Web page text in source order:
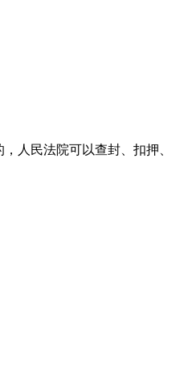
人民法院可以查封、扣押、